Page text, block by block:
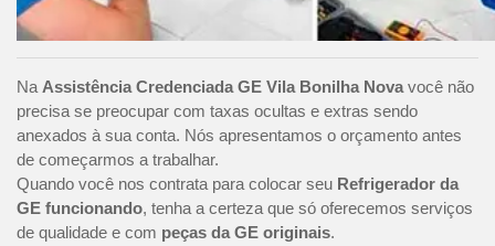
Na Assistência Credenciada GE Vila Bonilha Nova você não
precisa se preocupar com taxas ocultas e extras sendo
anexados à sua conta. Nós apresentamos o orçamento antes
de começarmos a trabalhar.
Quando você nos contrata para colocar seu Refrigerador da
GE funcionando, tenha a certeza que só oferecemos serviços
de qualidade e com peças da GE originais.